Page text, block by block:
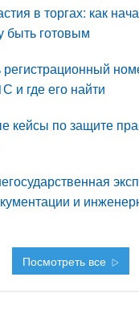
в торгах: как
быть готовым
регистрационный
и где его найти
кейсы по защите
и
Посмотреть все